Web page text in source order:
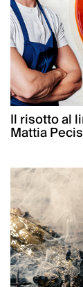
Il risotto al
Mattia Pecis